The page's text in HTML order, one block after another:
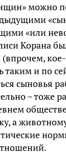
можно
«или
Корана
кое-
таким и по
сыновья
– тоже
а